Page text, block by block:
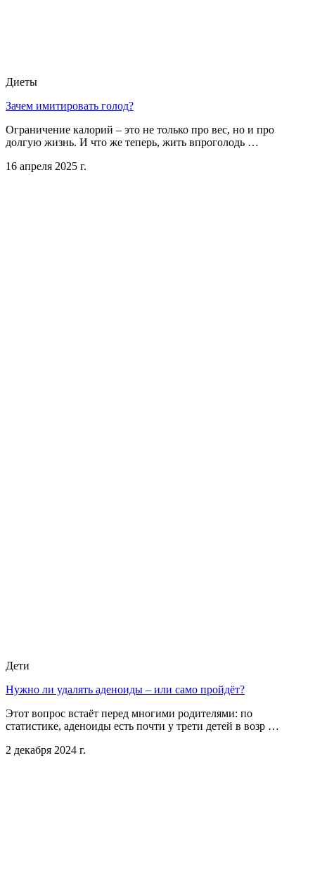
Диеты
Зачем имитировать голод?
Ограничение калорий – это не только про вес, но и про
долгую жизнь. И что же теперь, жить впроголодь …
16 апреля 2025 г.
Дети
Нужно ли удалять аденоиды – или само пройдёт?
Этот вопрос встаёт перед многими родителями: по
статистике, аденоиды есть почти у трети детей в возр …
2 декабря 2024 г.